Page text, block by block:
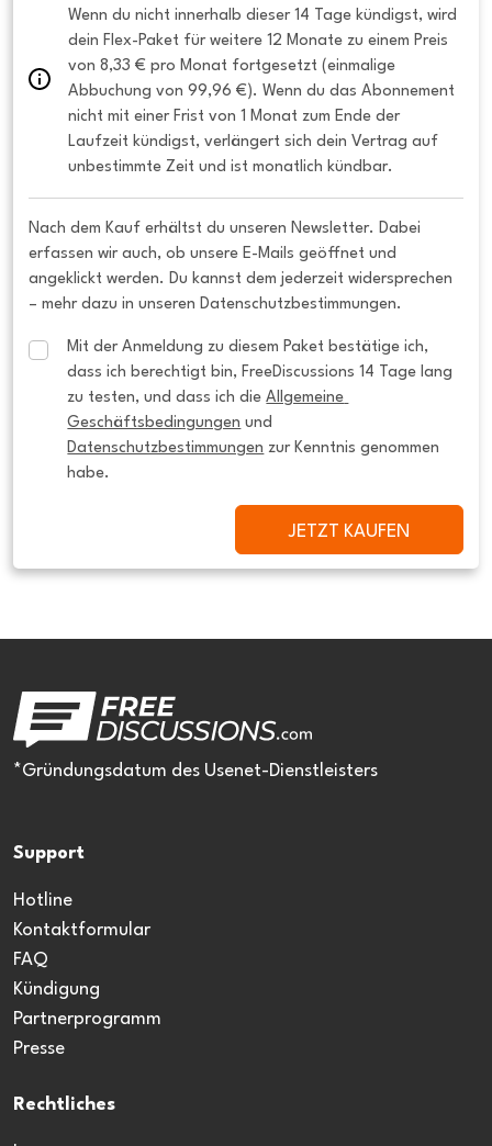
Wenn du nicht innerhalb dieser 14 Tage kündigst, wird
dein Flex-Paket für weitere 12 Monate zu einem Preis
von 8,33 € pro Monat fortgesetzt (einmalige
Abbuchung von 99,96 €). Wenn du das Abonnement
nicht mit einer Frist von 1 Monat zum Ende der
Laufzeit kündigst, verlängert sich dein Vertrag auf
unbestimmte Zeit und ist monatlich kündbar.
Nach dem Kauf erhältst du unseren Newsletter. Dabei
erfassen wir auch, ob unsere E-Mails geöffnet und
angeklickt werden. Du kannst dem jederzeit widersprechen
– mehr dazu in unseren Datenschutzbestimmungen.
Mit der Anmeldung zu diesem Paket bestätige ich,
dass ich berechtigt bin, FreeDiscussions 14 Tage lang
zu testen, und dass ich die Allgemeine
Geschäftsbedingungen
Datenschutzbestimmungen zur Kenntnis genommen
habe.
JETZT KAUFEN
*Gründungsdatum des Usenet-Dienstleisters
Support
Hotline
Kontaktformular
FAQ
Kündigung
Partnerprogramm
Presse
Rechtliches